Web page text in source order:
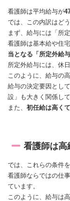
看護師は平均給与が
では、この内訳はど
まず、給与には「所
看護師は基本給や住
当となる「所定外給
所定外給与には、休
このように、給与の
給与の決定要因とし
設」も大きく関係して
また、 初任給は高く
看護師は高
では、これらの条件
看護師ならではの仕
ています。
このように、給与は